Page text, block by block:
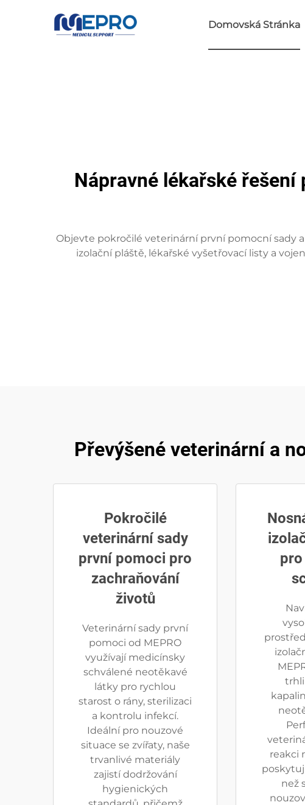
Domovská Stránka
Nápravné lékařské
Objevte pokročilé veterinární první pomocní sady
izolační pláště, lékařské vyšetřovací listy a
Převýšené veterinární a
Pokročilé
veterinární sady
první pomoci pro
zachraňování
životů
Veterinární sady první
pomoci od MEPRO
využívají medicínsky
schválené neotěkavé
látky pro rychlou
starost o rány, sterilizaci
a kontrolu infekcí.
Ideální pro nouzové
situace se zvířaty, naše
trvanlivé materiály
zajistí dodržování
hygienických
reakci
než